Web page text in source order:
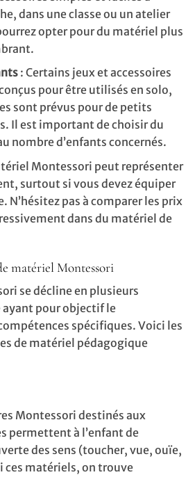
dans une classe ou un atelier
opter pour du matériel plus
: Certains jeux et accessoires
pour être utilisés en solo,
sont prévus pour de petits
Il est important de choisir du
nombre d’enfants concernés.
Montessori peut représenter
surtout si vous devez équiper
N’hésitez pas à comparer les prix
dans du matériel de
matériel Montessori
se décline en plusieurs
ayant pour objectif le
spécifiques. Voici les
de matériel pédagogique
Montessori destinés aux
permettent à l’enfant de
des sens (toucher, vue, ouïe,
ces matériels, on trouve